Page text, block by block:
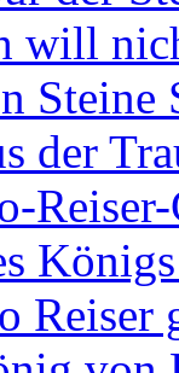
will
Steine
der
Reiser